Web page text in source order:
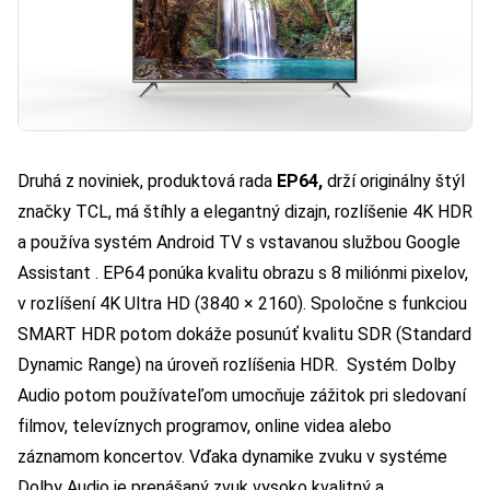
Druhá z noviniek, produktová rada EP64, drží originálny štýl
značky TCL, má štíhly a elegantný dizajn, rozlíšenie 4K HDR
a používa systém Android TV s vstavanou službou Google
Assistant . EP64 ponúka kvalitu obrazu s 8 miliónmi pixelov,
v rozlíšení 4K Ultra HD (3840 × 2160). Spoločne s funkciou
SMART HDR potom dokáže posunúť kvalitu SDR (Standard
Dynamic Range) na úroveň rozlíšenia HDR. Systém Dolby
Audio potom používateľom umocňuje zážitok pri sledovaní
filmov, televíznych programov, online videa alebo
záznamom koncertov. Vďaka dynamike zvuku v systéme